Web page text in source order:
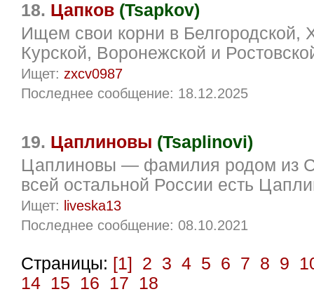
18. Цапков (Tsapkov)
Ищем свои корни в Белгородской,
Курской, Воронежской и
Ищет: zxcv0987
Последнее сообщение: 18.12.2025
19. Цаплиновы (Tsaplinovi)
Цаплиновы — фамилия родом из
всей остальной России есть
Ищет: liveska13
Последнее сообщение: 08.10.2021
Страницы: [1] 2 3 4 5 6 7 8 9
14 15 16 17 18